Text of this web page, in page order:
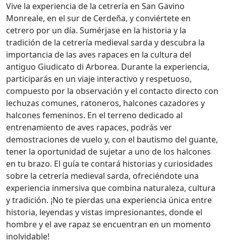
Vive la experiencia de la cetrería en San Gavino
Monreale, en el sur de Cerdeña, y conviértete en
cetrero por un día. Sumérjase en la historia y la
tradición de la cetrería medieval sarda y descubra la
importancia de las aves rapaces en la cultura del
antiguo Giudicato di Arborea. Durante la experiencia,
participarás en un viaje interactivo y respetuoso,
compuesto por la observación y el contacto directo con
lechuzas comunes, ratoneros, halcones cazadores y
halcones femeninos. En el terreno dedicado al
entrenamiento de aves rapaces, podrás ver
demostraciones de vuelo y, con el bautismo del guante,
tener la oportunidad de sujetar a uno de los halcones
en tu brazo. El guía te contará historias y curiosidades
sobre la cetrería medieval sarda, ofreciéndote una
experiencia inmersiva que combina naturaleza, cultura
y tradición. ¡No te pierdas una experiencia única entre
historia, leyendas y vistas impresionantes, donde el
hombre y el ave rapaz se encuentran en un momento
inolvidable!